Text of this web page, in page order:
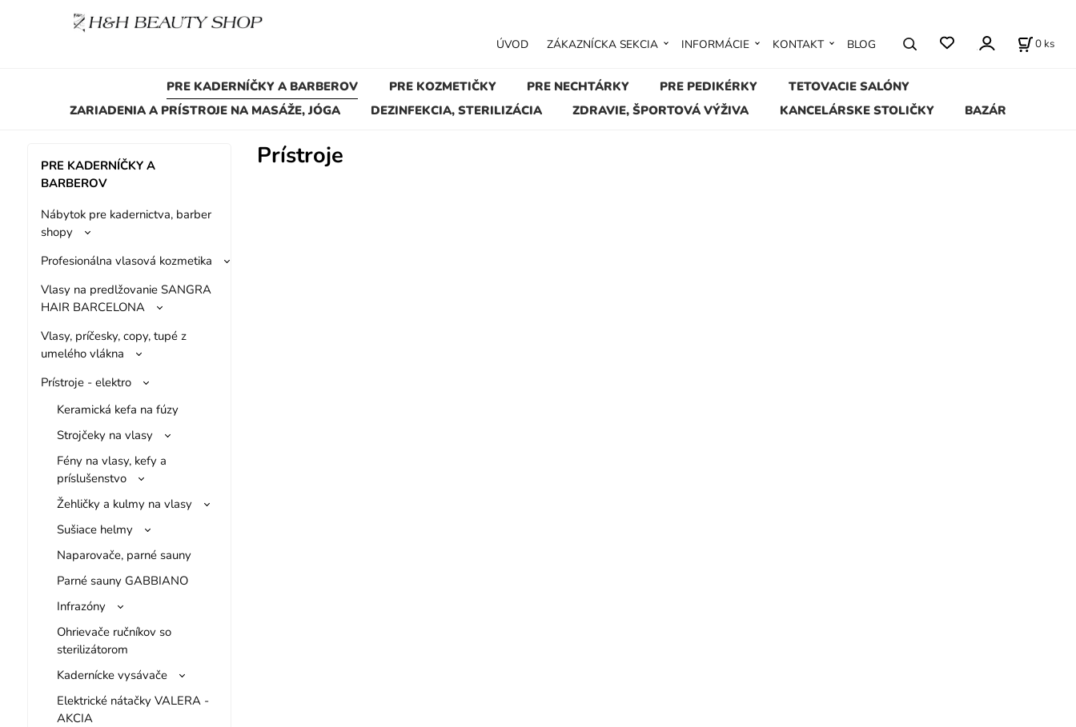
PRE KADERNÍČKY A BARBEROV PRE KOZMETIČKY PRE NECHTÁRKY PRE PEDIKÉRKY
TETOVACIE SALÓNY
ZARIADENIA A PRÍSTROJE NA MASÁŽE, JÓGA
DEZINFEKCIA, STERILIZÁCIA ZDRAVIE, ŠPORTOVÁ VÝŽIVA KANCELÁRSKE STOLIČKY BAZÁR
ÚVOD ZÁKAZNÍCKA SEKCIA INFORMÁCIE KONTAKT BLOG 0 ks
PRE KADERNÍČKY A
BARBEROV
Nábytok pre kadernictva, barber
shopy
Profesionálna vlasová kozmetika
Vlasy na predlžovanie SANGRA
HAIR BARCELONA
Vlasy, príčesky, copy, tupé z
umelého vlákna
Prístroje - elektro
Keramická kefa na fúzy
Strojčeky na vlasy
Fény na vlasy, kefy a
príslušenstvo
Žehličky a kulmy na vlasy
Sušiace helmy
Naparovače, parné sauny
Parné sauny GABBIANO
Infrazóny
Ohrievače ručníkov so
sterilizátorom
Kadernícke vysávače
Elektrické nátačky VALERA -
AKCIA
Prístroje